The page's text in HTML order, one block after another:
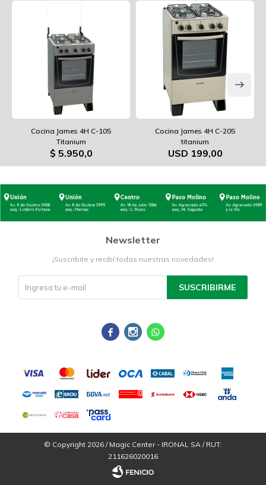
Cocina James 4H C-105
Titanium
$ 5.950,0
Cocina James 4H C-205
titanium
USD 199,00
Newsletter
¡Suscribite y recibí todas nuestras novedades!
SUSCRIBIRME
  
© Copyright 2026 / Magic Center - IRONAL SA / RUT:
211626020016